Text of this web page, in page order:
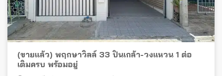
(ขายแล้ว) พฤกษาวิลล์ 33 ปิ่นเกล้า-วงแหวน 1 ต่อ
เติมครบ พร้อมอยู่